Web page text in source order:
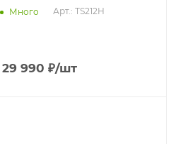
Много Арт.: TS212H
29 990 ₽/шт